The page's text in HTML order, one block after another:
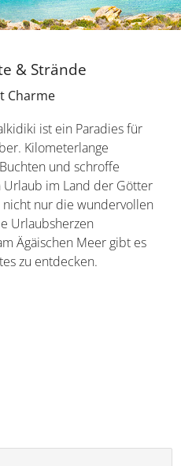
& Strände
Charme
ist ein Paradies für
Kilometerlange
und schroffe
im Land der Götter
nicht nur die wundervollen
Urlaubsherzen
Ägäischen Meer gibt es
zu entdecken.